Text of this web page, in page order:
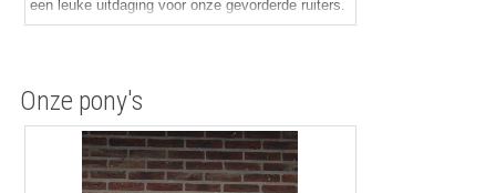
een leuke uitdaging voor onze gevorderde ruiters.
Onze pony's